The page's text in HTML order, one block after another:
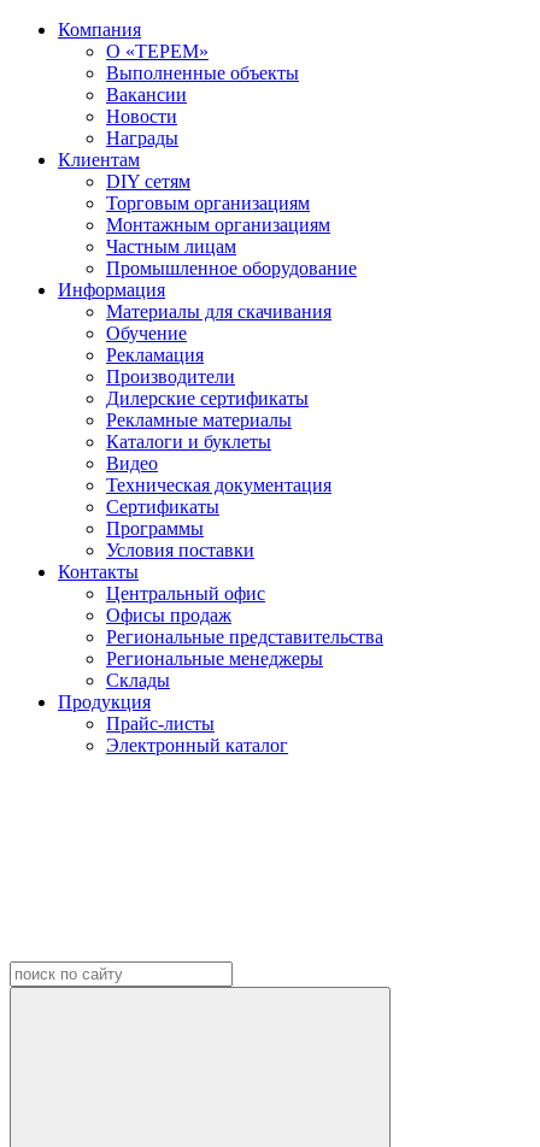
Компания
О «ТЕРЕМ»
Выполненные объекты
Вакансии
Новости
Награды
Клиентам
DIY сетям
Торговым организациям
Монтажным организациям
Частным лицам
Промышленное оборудование
Информация
Материалы для скачивания
Обучение
Рекламация
Производители
Дилерские сертификаты
Рекламные материалы
Каталоги и буклеты
Видео
Техническая документация
Сертификаты
Программы
Условия поставки
Контакты
Центральный офис
Офисы продаж
Региональные представительства
Региональные менеджеры
Склады
Продукция
Прайс-листы
Электронный каталог